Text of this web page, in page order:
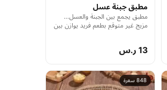
مطبق جبنة عسل
مطبق يجمع بين الجبنة والعسل…
مزيج غير متوقع بطعم فريد يوازن بين
13 ر.س
848 سعرة